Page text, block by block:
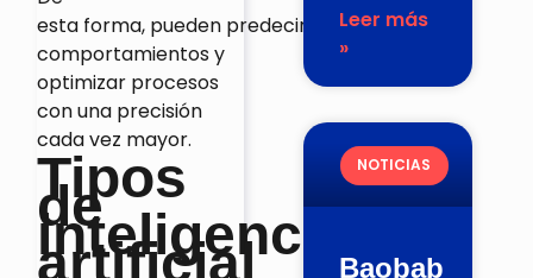
esta forma, pueden predecir
comportamientos y
optimizar procesos
con una precisión
cada vez mayor.
Tipos
de
inteligencia
artificial
Leer más
»
NOTICIAS
Baobab